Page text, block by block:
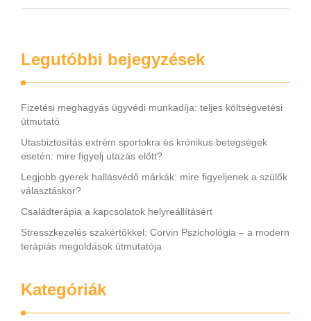
kényelmetlenséget, félelmet vagy dezorientáltságot is
Legutóbbi bejegyzések
Fizetési meghagyás ügyvédi munkadíja: teljes költségvetési
útmutató
Utasbiztosítás extrém sportokra és krónikus betegségek
esetén: mire figyelj utazás előtt?
Legjobb gyerek hallásvédő márkák: mire figyeljenek a szülők
választáskor?
Családterápia a kapcsolatok helyreállításért
Stresszkezelés szakértőkkel: Corvin Pszichológia – a modern
terápiás megoldások útmutatója
Kategóriák